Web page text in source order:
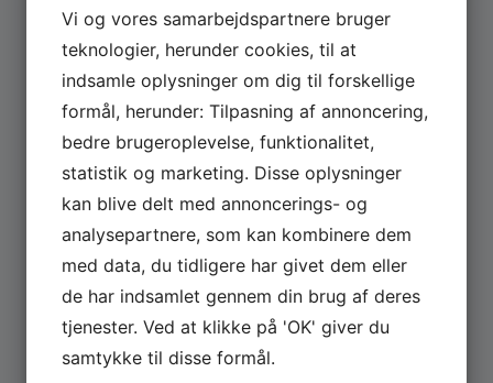
MASKINER
Se hele udvalget af Güde og Rotwerk maskiner
til professionelt brug.
GÅ TIL MASKINER ›
Vi og vores samarbejdspartnere bruger
teknologier, herunder cookies, til at
indsamle oplysninger om dig til forskellige
formål, herunder: Tilpasning af annoncering,
bedre brugeroplevelse, funktionalitet,
statistik og marketing. Disse oplysninger
kan blive delt med annoncerings- og
analysepartnere, som kan kombinere dem
med data, du tidligere har givet dem eller
de har indsamlet gennem din brug af deres
tjenester. Ved at klikke på 'OK' giver du
samtykke til disse formål.